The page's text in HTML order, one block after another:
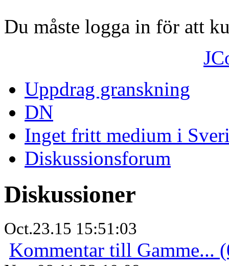
Du måste logga in för att
Uppdrag granskning
DN
Inget fritt medium i
Diskussionsforum
Diskussioner
Oct.23.15 15:51:03
Kommentar till Gamme...